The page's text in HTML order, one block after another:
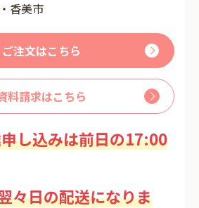
香美市
ご注文はこちら
料請求はこちら
し込みは前日の17:00
々日の配送になりま